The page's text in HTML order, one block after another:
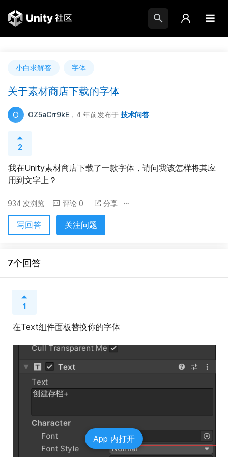
小白求解答 字体
关于素材商店下载的字体
O OZ5aCrr9kE ，4 年前发布于 技术问答
2
我在Unity素材商店下载了一款字体，请问我该怎样将其应
用到文字上？
934 次浏览 评论 0 分享
写回答 关注问题
7个回答
1
在Text组件面板替换你的字体
App 内打开